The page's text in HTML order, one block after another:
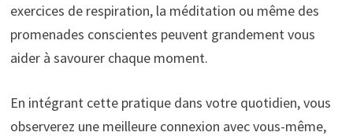
exercices de respiration, la méditation ou même des
promenades conscientes peuvent grandement vous
aider à savourer chaque moment.
En intégrant cette pratique dans votre quotidien, vous
observerez une meilleure connexion avec vous-même,